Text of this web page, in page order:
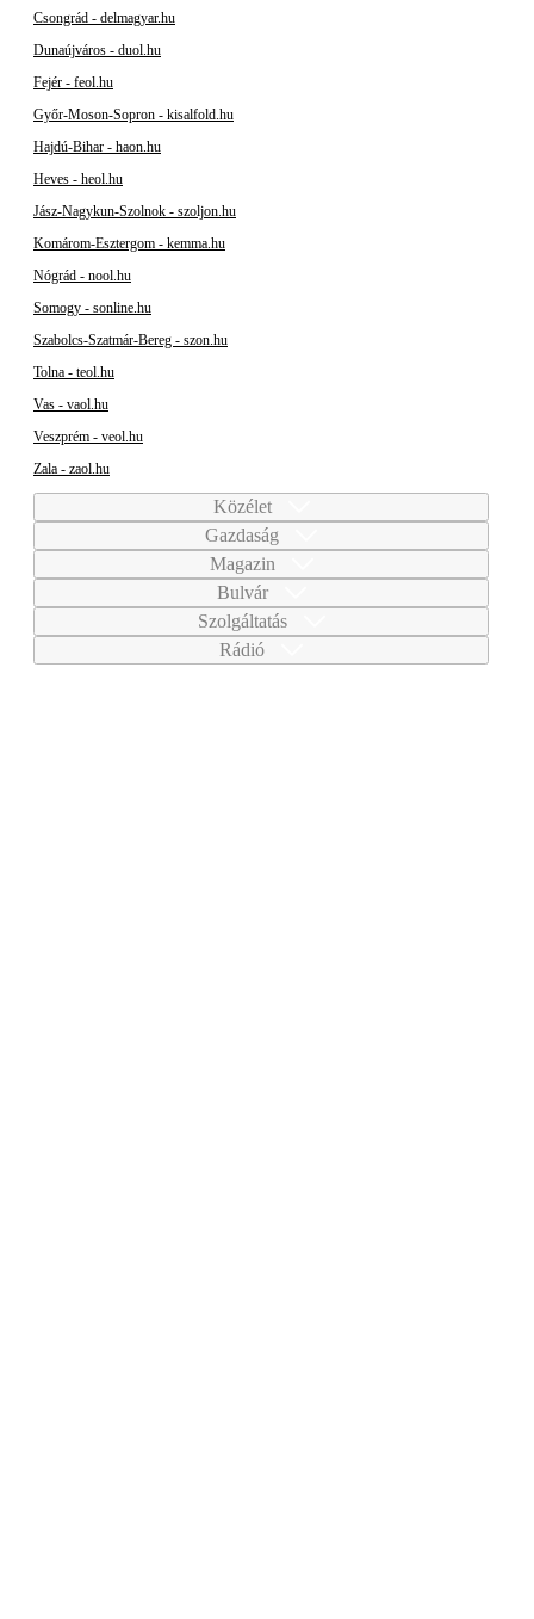
Csongrád - delmagyar.hu
Dunaújváros - duol.hu
Fejér - feol.hu
Győr-Moson-Sopron - kisalfold.hu
Hajdú-Bihar - haon.hu
Heves - heol.hu
Jász-Nagykun-Szolnok - szoljon.hu
Komárom-Esztergom - kemma.hu
Nógrád - nool.hu
Somogy - sonline.hu
Szabolcs-Szatmár-Bereg - szon.hu
Tolna - teol.hu
Vas - vaol.hu
Veszprém - veol.hu
Zala - zaol.hu
Közélet
Gazdaság
Magazin
Bulvár
Szolgáltatás
Rádió